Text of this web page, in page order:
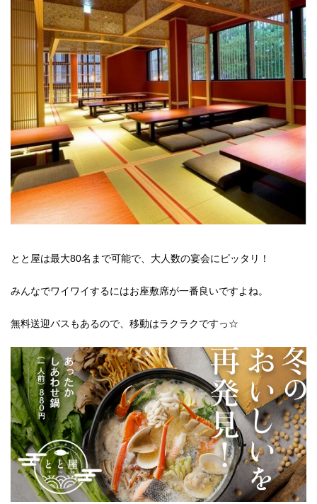
とと屋は最大80名まで可能で、大人数の宴会にピッタリ！
みんなでワイワイするにはお座敷席が一番良いですよね。
無料送迎バスもあるので、移動はラクラクですっ☆